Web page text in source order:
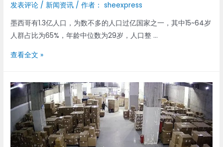
发表评论 /新闻资讯 / 作者： sheexpress
墨西哥有1.3亿人口，为数不多的人口过亿国家之一，其中15~64岁
人群占比为65%，年龄中位数为29岁，人口整 …
2023
出
海
南：
墨
查看全文 »